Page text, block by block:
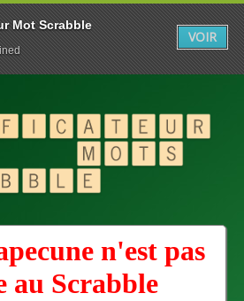
n'est pas
au Scrabble
Mot Scrabble
VOIR